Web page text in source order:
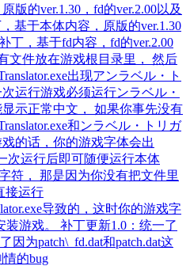
版的ver.1.30，fd的ver.2.00以及
基于本体内容，原版的ver.1.30
丁，基于fd内容，fd的ver.2.00
文件放在游戏根目录里， 然后
出现アンラベル・ト
次运行游戏必须运行ンラベル・
显示正常中文， 如果你事先没有
和ンラベル・トリガ
戏的话，你的游戏字体会出
次运行后即可随便运行本体
符， 那是因为你没有把文件里
接运行
导致的，这时你的游戏字
游戏。 补丁更新1.0：统一了
因为patch\_fd.dat和patch.dat这
的bug